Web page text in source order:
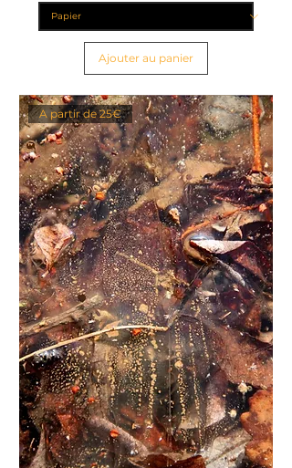
Ajouter au panier
A partir de 25€